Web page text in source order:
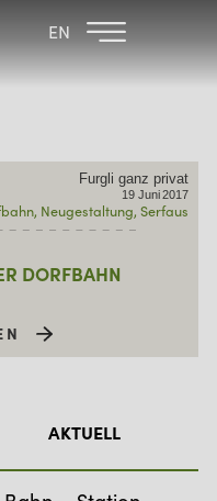
EN
Furgli ganz privat
19 Juni 2017
Neugestaltung Serfaus
DORFBAHN
AKTUELL